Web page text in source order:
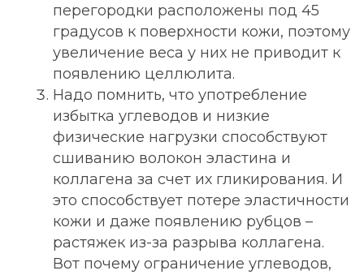
перегородки расположены под 45
градусов к поверхности кожи, поэтому
увеличение веса у них не приводит к
появлению целлюлита.
Надо помнить, что употребление
избытка углеводов и низкие
физические нагрузки способствуют
сшиванию волокон эластина и
коллагена за счет их гликирования. И
это способствует потере эластичности
кожи и даже появлению рубцов –
растяжек из-за разрыва коллагена.
Вот почему ограничение углеводов,